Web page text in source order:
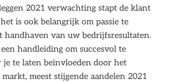
2021 verwachting stapt de klant
is ook belangrijk om passie te
handhaven van uw bedrijfsresultaten.
handleiding om succesvol te
je te laten beïnvloeden door het
meest stijgende aandelen 2021